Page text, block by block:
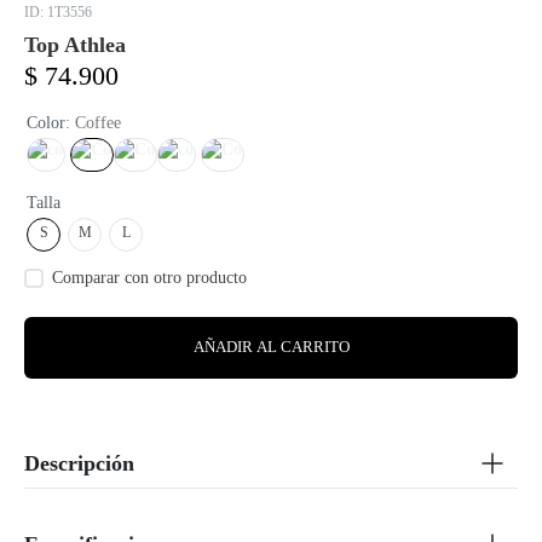
: 1T3556
Top Athlea
$ 74.900
Color: Coffee
Talla
S M L
AÑADIR AL CARRITO
Descripción